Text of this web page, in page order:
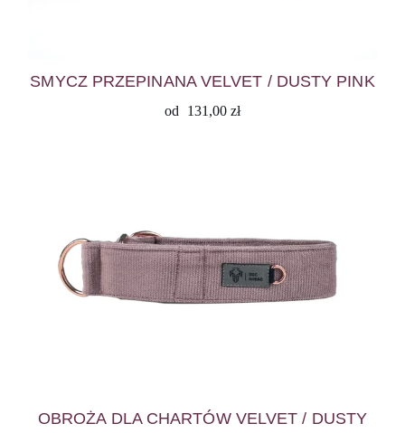
SMYCZ PRZEPINANA VELVET / DUSTY PINK
od 131,00 zł
OBROŻA DLA CHARTÓW VELVET / DUSTY